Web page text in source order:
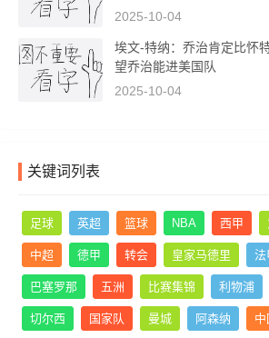
2025-10-04
埃文-特纳：乔治肯定比怀
望乔治能进美国队
2025-10-04
关键词列表
足球 英超 篮球 NBA 西甲
中超 德甲 转会 皇家马德里 法
巴塞罗那 五洲 比赛集锦 利物浦
切尔西 国家队 曼城 阿森纳